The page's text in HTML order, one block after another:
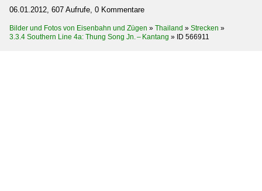
06.01.2012, 607 Aufrufe, 0 Kommentare
Bilder und Fotos von Eisenbahn und Zügen » Thailand » Strecken »
3.3.4 Southern Line 4a: Thung Song Jn. – Kantang » ID 566911